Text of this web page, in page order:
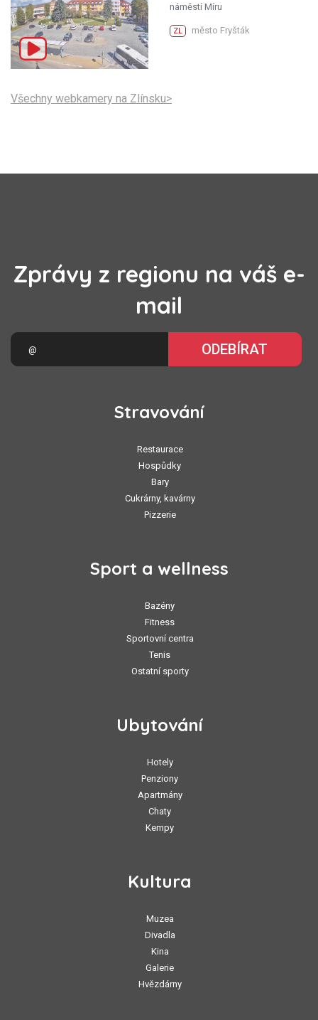
náměstí Míru
ZL město Fryšták
Všechny webkamery na Zlínsku>
Zprávy z regionu na váš e-
mail
ODEBÍRAT
Stravování
Restaurace
Hospůdky
Bary
Cukrárny, kavárny
Pizzerie
Sport a wellness
Bazény
Fitness
Sportovní centra
Tenis
Ostatní sporty
Ubytování
Hotely
Penziony
Apartmány
Chaty
Kempy
Kultura
Muzea
Divadla
Kina
Galerie
Hvězdárny